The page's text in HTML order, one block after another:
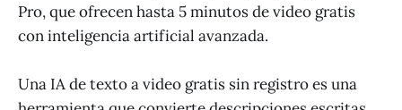
Pro, que ofrecen hasta 5 minutos de video gratis
con inteligencia artificial avanzada.
Una IA de texto a video gratis sin registro es una